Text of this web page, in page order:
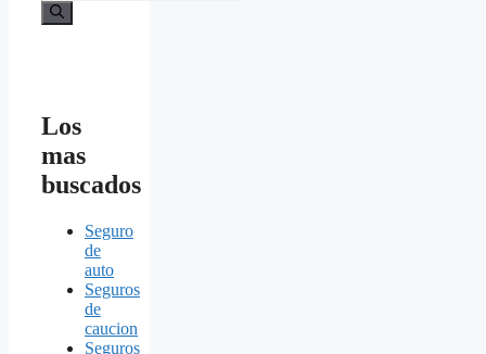
Los
mas
buscados
Seguro
de
auto
Seguros
de
caucion
Seguros